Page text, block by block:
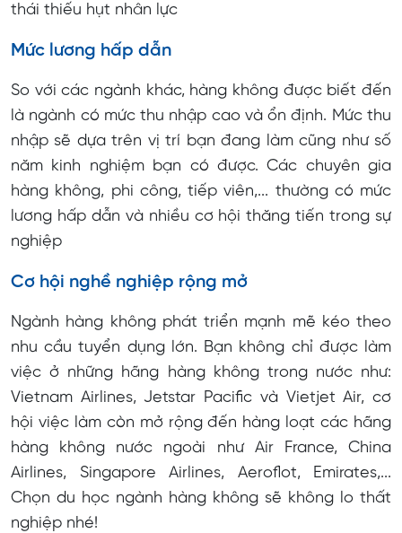
thái thiếu hụt nhân lực
Mức lương hấp dẫn
So với các ngành khác, hàng không được biết đến
là ngành có mức thu nhập cao và ổn định. Mức thu
nhập sẽ dựa trên vị trí bạn đang làm cũng như số
năm kinh nghiệm bạn có được. Các chuyên gia
hàng không, phi công, tiếp viên,... thường có mức
lương hấp dẫn và nhiều cơ hội thăng tiến trong sự
nghiệp
Cơ hội nghề nghiệp rộng mở
Ngành hàng không phát triển mạnh mẽ kéo theo
nhu cầu tuyển dụng lớn. Bạn không chỉ được làm
việc ở những hãng hàng không trong nước như:
Vietnam Airlines, Jetstar Pacific và Vietjet Air, cơ
hội việc làm còn mở rộng đến hàng loạt các hãng
hàng không nước ngoài như Air France, China
Airlines, Singapore Airlines, Aeroflot, Emirates,...
Chọn du học ngành hàng không sẽ không lo thất
nghiệp nhé!